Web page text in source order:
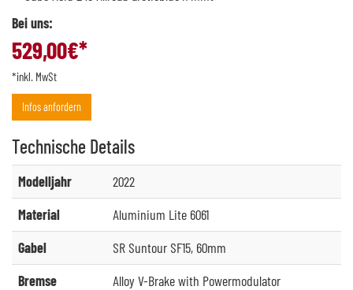
Bei uns:
529,00€*
*inkl. MwSt
Infos anfordern
Technische Details
Modelljahr
2022
Material
Aluminium Lite 6061
Gabel
SR Suntour SF15, 60mm
Bremse
Alloy V-Brake with Powermodulator